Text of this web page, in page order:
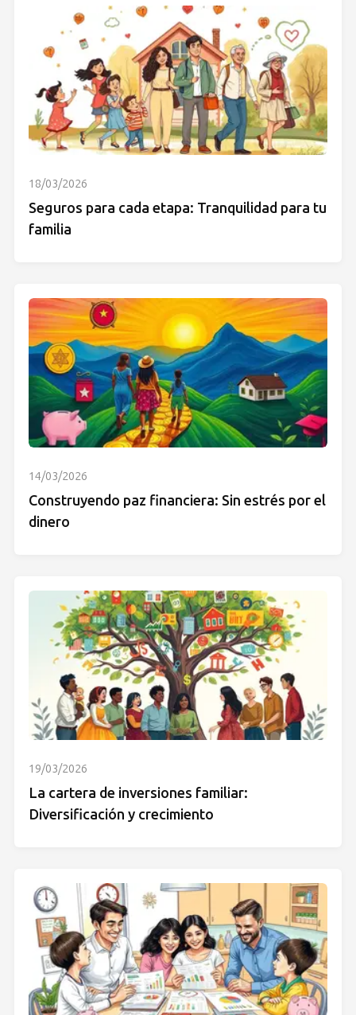
18/03/2026
Seguros para cada etapa: Tranquilidad para tu
familia
14/03/2026
Construyendo paz financiera: Sin estrés por el
dinero
19/03/2026
La cartera de inversiones familiar:
Diversificación y crecimiento